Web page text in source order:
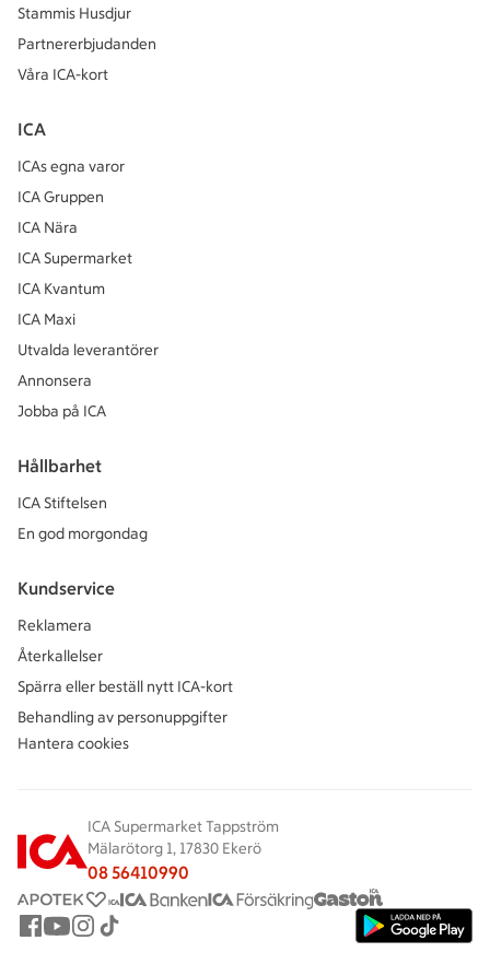
Stammis Husdjur
Partnererbjudanden
Våra ICA-kort
ICA
ICAs egna varor
ICA Gruppen
ICA Nära
ICA Supermarket
ICA Kvantum
ICA Maxi
Utvalda leverantörer
Annonsera
Jobba på ICA
Hållbarhet
ICA Stiftelsen
En god morgondag
Kundservice
Reklamera
Återkallelser
Spärra eller beställ nytt ICA-kort
Behandling av personuppgifter
Hantera cookies
ICA Supermarket Tappström
Mälarötorg 1, 17830 Ekerö
08 56410990